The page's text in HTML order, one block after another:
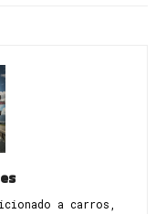
a carros,